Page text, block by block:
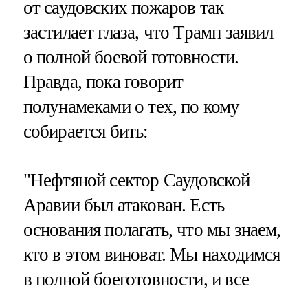
от саудовских пожаров так
застилает глаза, что Трамп заявил
о полной боевой готовности.
Правда, пока говорит
полунамеками о тех, по кому
собирается бить:
"Нефтяной сектор Саудовской
Аравии был атакован. Есть
основания полагать, что мы знаем,
кто в этом виноват. Мы находимся
в полной боеготовности, и все